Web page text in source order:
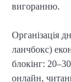
вигоранню.
Організація
ланчбокс)
блокінг:
онлайн,